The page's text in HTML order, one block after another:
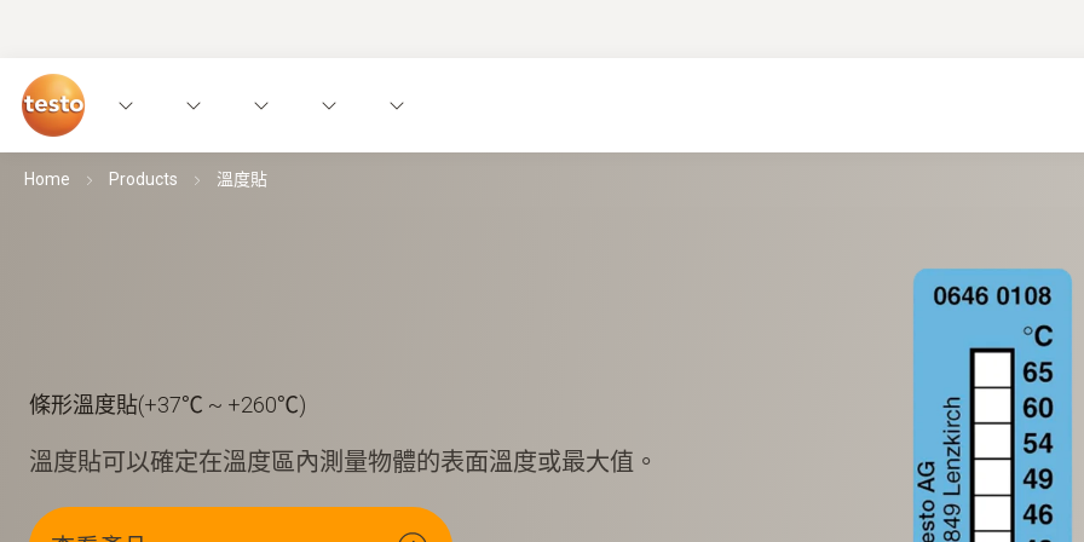
Home Products 溫度貼
條形溫度貼(+37℃ ~ +260℃)
溫度貼可以確定在溫度區內測量物體的表面溫度或最大值。